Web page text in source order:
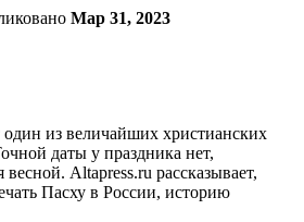
Мар 31, 2023
из величайших христианских
даты у праздника нет,
весной. Altapress.ru рассказывает,
Пасху в России, историю